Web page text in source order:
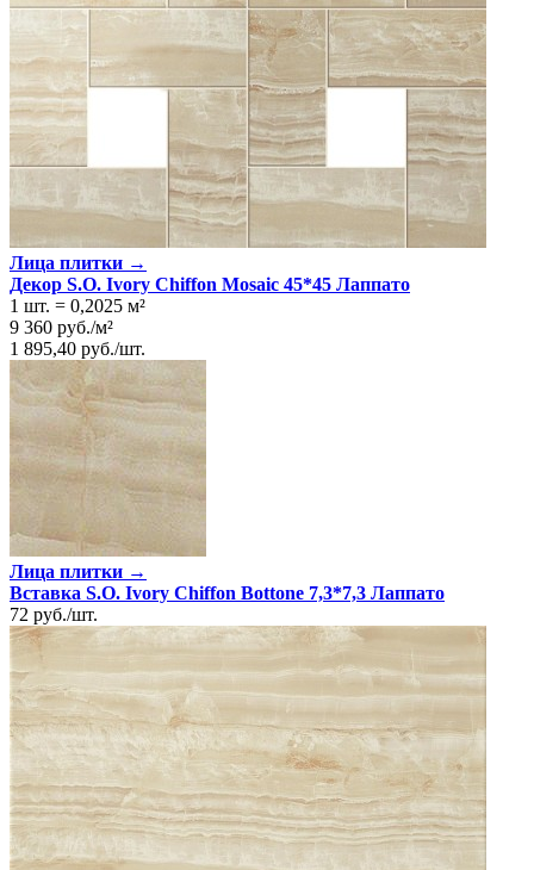
Лица плитки →
Декор S.O. Ivory Chiffon Mosaic 45*45 Лаппато
1 шт. = 0,2025 м²
9 360 руб./м²
1 895,40 руб./шт.
Лица плитки →
Вставка S.O. Ivory Chiffon Bottone 7,3*7,3 Лаппато
72 руб./шт.